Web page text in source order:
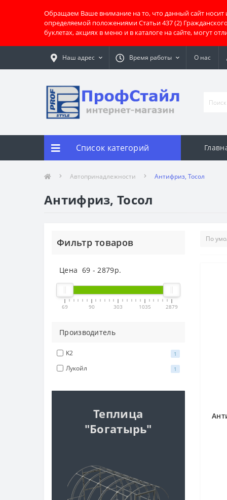
Обращаем Ваше внимание на то, что данный сайт носит
определяемой положениями Статьи 437 (2)
буклетах, акциях в меню и в каталоге на сайте, могут
Наш адрес Время работы О нас
Список категорий
Автопринадлежности Антифриз, Тосол
Антифриз, Тосол
Фильтр товаров
Цена 69 -2879р.
69 90 303 1035 2879
Производитель
K2 1
Лукойл 1
Теплица
"Богатырь"